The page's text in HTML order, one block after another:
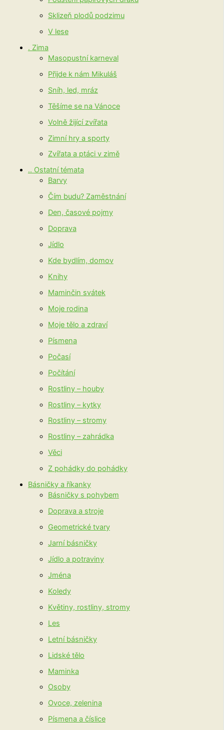
Sklizeň plodů podzimu
V lese
. Zima
Masopustní karneval
Přijde k nám Mikuláš
Sníh, led, mráz
Těšíme se na Vánoce
Volně žijící zvířata
Zimní hry a sporty
Zvířata a ptáci v zimě
.. Ostatní témata
Barvy
Čím budu? Zaměstnání
Den, časové pojmy
Doprava
Jídlo
Kde bydlím, domov
Knihy
Maminčin svátek
Moje rodina
Moje tělo a zdraví
Písmena
Počasí
Počítání
Rostliny – houby
Rostliny – kytky
Rostliny – stromy
Rostliny – zahrádka
Věci
Z pohádky do pohádky
Básničky a říkanky
Básničky s pohybem
Doprava a stroje
Geometrické tvary
Jarní básničky
Jídlo a potraviny
Jména
Koledy
Květiny, rostliny, stromy
Les
Letní básničky
Lidské tělo
Maminka
Osoby
Ovoce, zelenina
Písmena a číslice